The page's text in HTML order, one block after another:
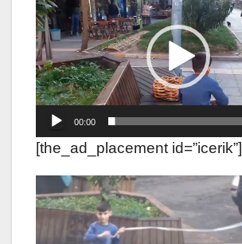
oynatıcı
00:00
[the_ad_placement id=”icerik”]